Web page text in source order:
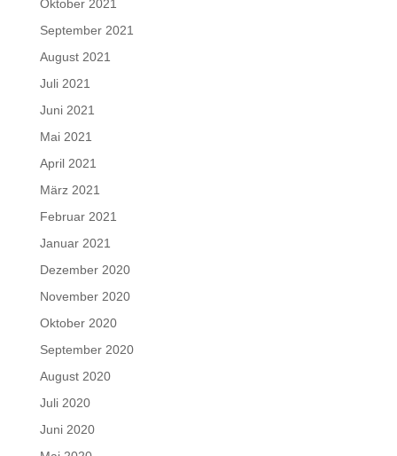
Oktober 2021
September 2021
August 2021
Juli 2021
Juni 2021
Mai 2021
April 2021
März 2021
Februar 2021
Januar 2021
Dezember 2020
November 2020
Oktober 2020
September 2020
August 2020
Juli 2020
Juni 2020